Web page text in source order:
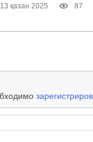
13 қазан 2025 87